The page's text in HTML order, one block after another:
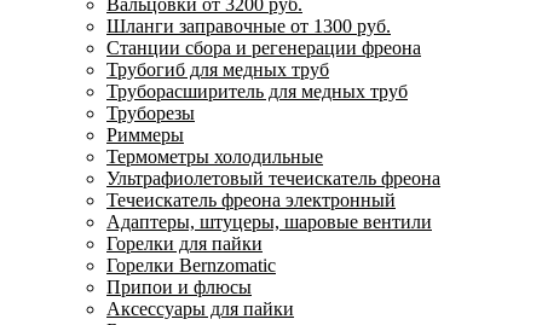
Вальцовки от 3200 руб.
Шланги заправочные от 1300 руб.
Станции сбора и регенерации фреона
Трубогиб для медных труб
Труборасширитель для медных труб
Труборезы
Риммеры
Термометры холодильные
Ультрафиолетовый течеискатель фреона
Течеискатель фреона электронный
Адаптеры, штуцеры, шаровые вентили
Горелки для пайки
Горелки Bernzomatic
Припои и флюсы
Аксессуары для пайки